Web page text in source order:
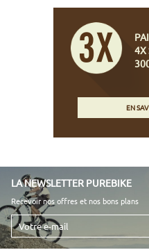
4X
EN
LA NEWSLETTER PUREBIKE
Recevoir nos offres et nos bons plans
Votre
e-
mail